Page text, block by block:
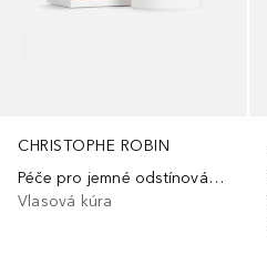
CHRISTOPHE ROBIN
Péče pro jemné odstínování barvy – studená hnědá
Vlasová kúra